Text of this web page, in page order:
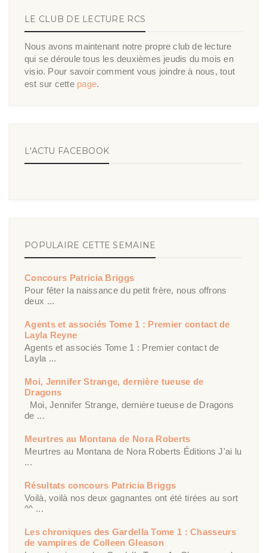
LE CLUB DE LECTURE RCS
Nous avons maintenant notre propre club de lecture
qui se déroule tous les deuxièmes jeudis du mois en
visio. Pour savoir comment vous joindre à nous, tout
est sur cette page.
L'ACTU FACEBOOK
POPULAIRE CETTE SEMAINE
Concours Patricia Briggs
Pour fêter la naissance du petit frère, nous offrons
deux ...
Agents et associés Tome 1 : Premier contact de
Layla Reyne
Agents et associés Tome 1 : Premier contact de
Layla ...
Moi, Jennifer Strange, dernière tueuse de
Dragons
Moi, Jennifer Strange, dernière tueuse de Dragons
de ...
Meurtres au Montana de Nora Roberts
Meurtres au Montana de Nora Roberts Éditions J'ai lu
...
Résultats concours Patricia Briggs
Voilà, voilà nos deux gagnantes ont été tirées au sort
^^ ...
Les chroniques des Gardella Tome 1 : Chasseurs
de vampires de Colleen Gleason